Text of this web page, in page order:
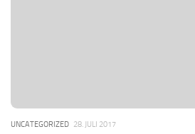
UNCATEGORIZED 28. JULI 2017